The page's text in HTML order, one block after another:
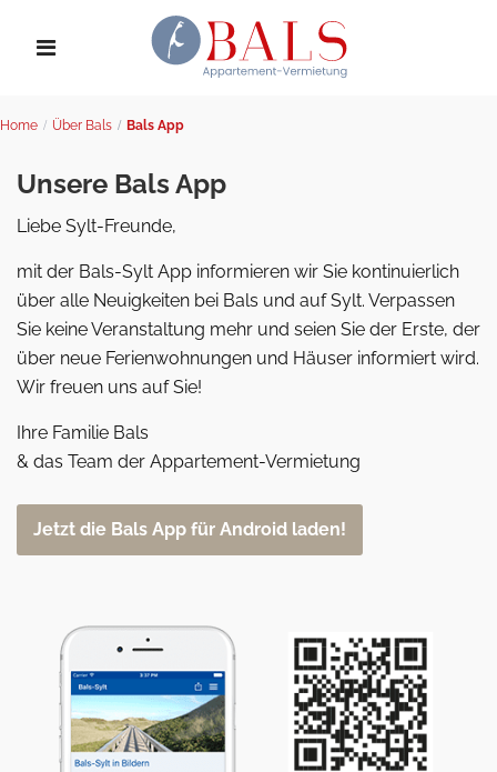
Home Über Bals Bals App
Unsere Bals App
Liebe Sylt-Freunde,
mit der Bals-Sylt App informieren wir Sie kontinuierlich
über alle Neuigkeiten bei Bals und auf Sylt. Verpassen
Sie keine Veranstaltung mehr und seien Sie der Erste, der
über neue Ferienwohnungen und Häuser informiert wird.
Wir freuen uns auf Sie!
Ihre Familie Bals
& das Team der Appartement-Vermietung
Jetzt die Bals App für Android laden!